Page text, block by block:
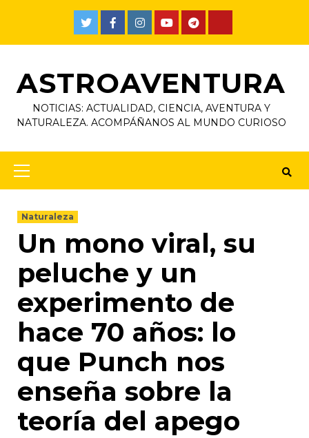
ASTROAVENTURA
NOTICIAS: ACTUALIDAD, CIENCIA, AVENTURA Y
NATURALEZA. ACOMPÁÑANOS AL MUNDO CURIOSO
Naturaleza
Un mono viral, su
peluche y un
experimento de
hace 70 años: lo
que Punch nos
enseña sobre la
teoría del apego